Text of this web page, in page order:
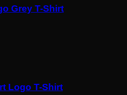
Grey T-Shirt
Logo T-Shirt